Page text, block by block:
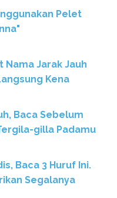
Pelet
Nama Jarak Jauh
Kena
Baca Sebelum
gilla Padamu
Baca 3 Huruf Ini.
Segalanya